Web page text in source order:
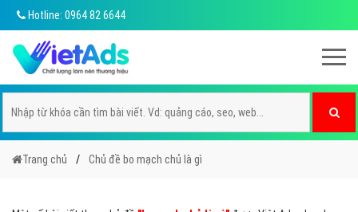
Hotline: 0964 82 6644
Trang chủ Chủ đề bo mạch chủ là gì